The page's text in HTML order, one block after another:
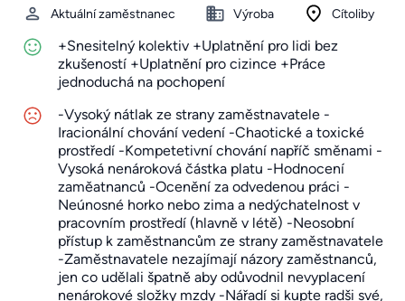
Aktuální zaměstnanec Výroba Cítoliby
+Snesitelný kolektiv +Uplatnění pro lidi bez
zkušeností +Uplatnění pro cizince +Práce
jednoduchá na pochopení
-Vysoký nátlak ze strany zaměstnavatele -
Iracionální chování vedení -Chaotické a toxické
prostředí -Kompetetivní chování napříč směnami -
Vysoká nenároková částka platu -Hodnocení
zaměatnanců -Ocenění za odvedenou práci -
Neúnosné horko nebo zima a nedýchatelnost v
pracovním prostředí (hlavně v létě) -Neosobní
přístup k zaměstnancům ze strany zaměstnavatele
-Zaměstnavatele nezajímají názory zaměstnanců,
jen co udělali špatně aby odůvodnil nevyplacení
nenárokové složky mzdy -Nářadí si kupte radši své,